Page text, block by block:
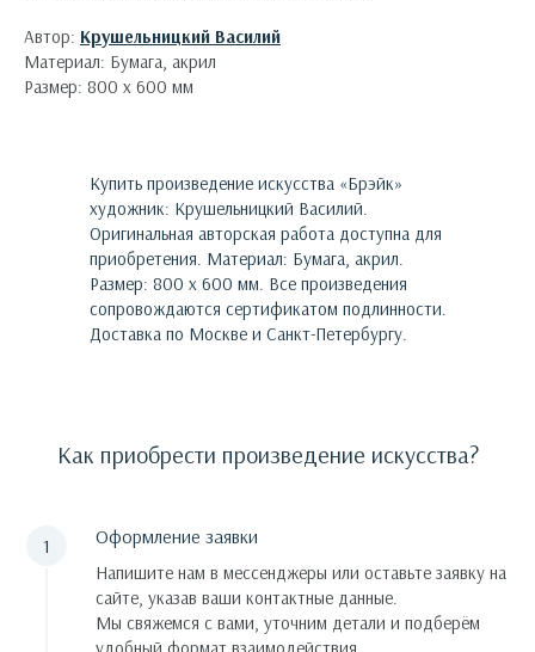
Автор: Крушельницкий Василий
Материал: Бумага, акрил
Размер: 800 х 600 мм
Купить произведение искусства «Брэйк»
художник: Крушельницкий Василий
Оригинальная авторская работа доступна для
приобретения. Материал: Бумага, акрил.
Размер: 800 х 600 мм. Все произведения
сопровождаются сертификатом подлинности.
Доставка по Москве и Санкт-Петербургу.
Как приобрести произведение искусства?
Оформление заявки
Напишите нам в мессенджеры или оставьте заявку на
сайте, указав ваши контактные данные.
Мы свяжемся с вами, уточним детали и подберём
удобный формат взаимодействия.